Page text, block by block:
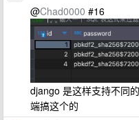
@Chad0000 #16
django 是这样支持不同
端搞这个的